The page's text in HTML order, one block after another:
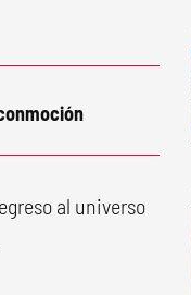
al universo